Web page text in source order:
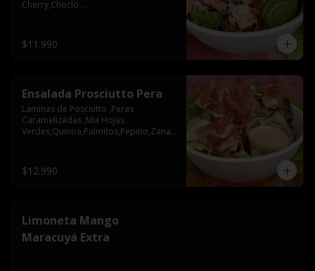
Cherry,Choclo
$11.990
Ensalada Prosciutto Pera
Laminas de Posciutto ,Peras
Caramelizadas ,Mix Hojas
Verdes,Quinoa,Palmitos,Pepino,Zanah
$12.990
Limoneta Mango
Maracuyá Extra